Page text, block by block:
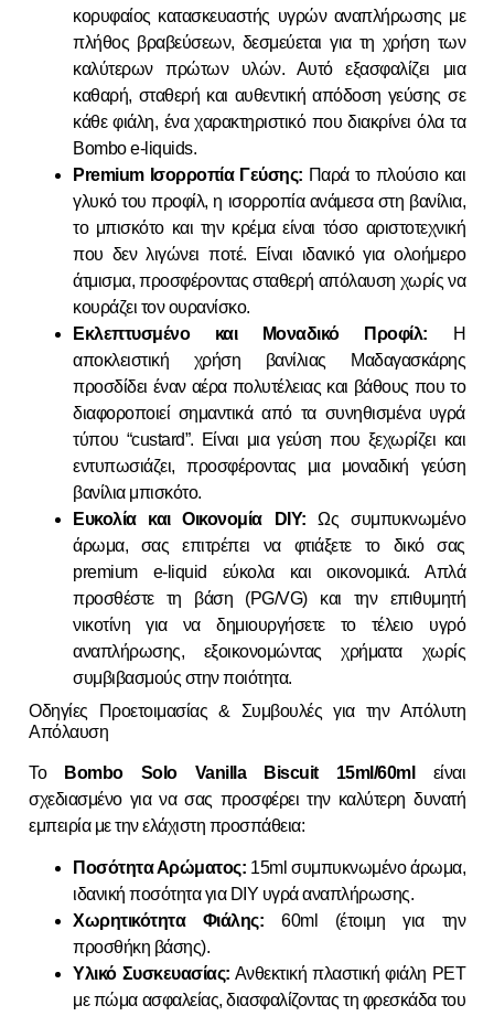
κορυφαίος κατασκευαστής υγρών αναπλήρωσης με
πλήθος βραβεύσεων, δεσμεύεται για τη χρήση των
καλύτερων πρώτων υλών. Αυτό εξασφαλίζει μια
καθαρή, σταθερή και αυθεντική απόδοση γεύσης σε
κάθε φιάλη, ένα χαρακτηριστικό που διακρίνει όλα τα
Bombo e-liquids.
Premium Ισορροπία Γεύσης: Παρά το πλούσιο και
γλυκό του προφίλ, η ισορροπία ανάμεσα στη βανίλια,
το μπισκότο και την κρέμα είναι τόσο αριστοτεχνική
που δεν λιγώνει ποτέ. Είναι ιδανικό για ολοήμερο
άτμισμα, προσφέροντας σταθερή απόλαυση χωρίς να
κουράζει τον ουρανίσκο.
Εκλεπτυσμένο και Μοναδικό Προφίλ: Η
αποκλειστική χρήση βανίλιας Μαδαγασκάρης
προσδίδει έναν αέρα πολυτέλειας και βάθους που το
διαφοροποιεί σημαντικά από τα συνηθισμένα υγρά
τύπου “custard”. Είναι μια γεύση που ξεχωρίζει και
εντυπωσιάζει, προσφέροντας μια μοναδική γεύση
βανίλια μπισκότο.
Ευκολία και Οικονομία DIY: Ως συμπυκνωμένο
άρωμα, σας επιτρέπει να φτιάξετε το δικό σας
premium e-liquid εύκολα και οικονομικά. Απλά
προσθέστε τη βάση (PG/VG) και την επιθυμητή
νικοτίνη για να δημιουργήσετε το τέλειο υγρό
αναπλήρωσης, εξοικονομώντας χρήματα χωρίς
συμβιβασμούς στην ποιότητα.
Οδηγίες Προετοιμασίας & Συμβουλές για την Απόλυτη
Απόλαυση
Το Bombo Solo Vanilla Biscuit 15ml/60ml
είναι
σχεδιασμένο για να σας προσφέρει την καλύτερη δυνατή
εμπειρία με την ελάχιστη προσπάθεια:
Ποσότητα Αρώματος: 15ml συμπυκνωμένο άρωμα,
ιδανική ποσότητα για DIY υγρά αναπλήρωσης.
Χωρητικότητα Φιάλης: 60ml (έτοιμη για την
προσθήκη βάσης).
Υλικό Συσκευασίας: Ανθεκτική πλαστική φιάλη PET
με πώμα ασφαλείας, διασφαλίζοντας τη φρεσκάδα του